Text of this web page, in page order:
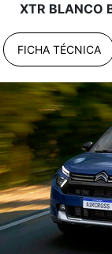
XTR BLANCO
FICHA TÉCNICA